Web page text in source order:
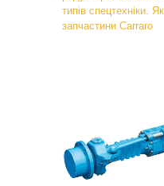
типів спецтехніки.
запчастини Carraro